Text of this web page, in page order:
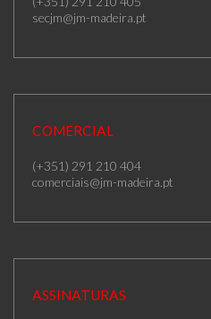
secjm@jm-madeira.pt
COMERCIAL
(+351) 291 210 404
comerciais@jm-madeira.pt
ASSINATURAS